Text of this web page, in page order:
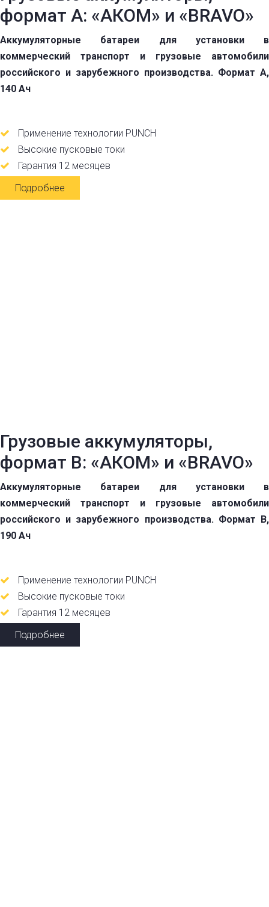
формат А: «АКОМ» и «BRAVO»
Аккумуляторные батареи для установки в
коммерческий транспорт и грузовые автомобили
российского и зарубежного производства. Формат A,
140 Ач
Применение технологии PUNCH
Высокие пусковые токи
Гарантия 12 месяцев
Подробнее
Грузовые аккумуляторы,
формат B: «АКОМ» и «BRAVO»
Аккумуляторные батареи для установки в
коммерческий транспорт и грузовые автомобили
российского и зарубежного производства. Формат B,
190 Ач
Применение технологии PUNCH
Высокие пусковые токи
Гарантия 12 месяцев
Подробнее